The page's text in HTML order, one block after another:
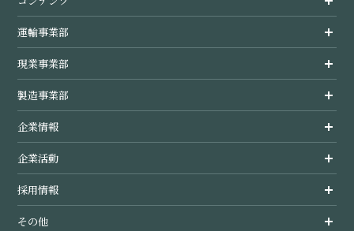
運輸事業部
運輸事業部トップ
現業事業部
現業事業部トップ
経営指針・行動指針
製造事業部
製造事業部トップ
経営指針・行動指針
企業情報
企業情報トップ
代表挨拶
経営理念
企業活動
企業活動トップ
CSR活動
SDGsの取組
採用情報
採用情報トップ
先輩インタビュー
ご家族の皆様へ
未経験者の方へ
募集一覧
その他
個人情報保護方針
サイトマップ
お問い合わせ